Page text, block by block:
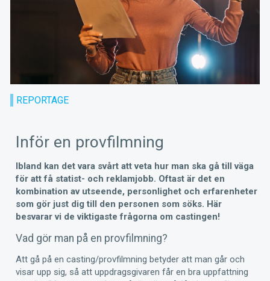
REPORTAGE
Inför en provfilmning
Ibland kan det vara svårt att veta hur man ska gå till väga
för att få statist- och reklamjobb. Oftast är det en
kombination av utseende, personlighet och erfarenheter
som gör just dig till den personen som söks. Här
besvarar vi de viktigaste frågorna om castingen!
Vad gör man på en provfilmning?
Att gå på en casting/provfilmning betyder att man går och
visar upp sig, så att uppdragsgivaren får en bra uppfattning